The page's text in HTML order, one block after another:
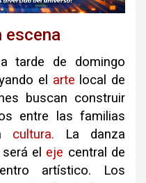
escena
tarde de domingo
el arte local de
buscan construir
entre las familias
cultura. La danza
el eje central de
artístico. Los